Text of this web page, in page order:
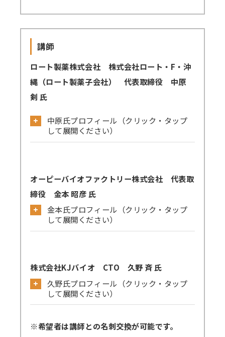
セミナー会場アクセス
講師
ロート製薬株式会社 株式会社ロート・F・沖
縄（ロート製薬子会社） 代表取締役 中原
剣 氏
中原氏プロフィール（クリック・タップ
して展開ください）
め） 1998年3月中退
奈良先端科学技術大学院大学バイオサイエンス
研究科博士前期 2000年3月修了
奈良先端科学技術大学院大学バイオサイエンス
○学位：
博士（バイオサイエンス）
2000年4月～2003年3月 日本学術振興会特別
オーピーバイオファクトリー株式会社 代表取
締役 金本 昭彦 氏
金本氏プロフィール（クリック・タップ
して展開ください）
業
鹿児島大学大学院理学研究科 生物学専攻 環
境生物学講座 1995年3月修了
科 博士後期過程 2021年3月修了
株式会社KJバイオ CTO 久野 斉 氏
久野氏プロフィール（クリック・タップ
して展開ください）
広島大学 生物生産学部 1994年3月卒業
※希望者は講師との名刺交換が可能です。